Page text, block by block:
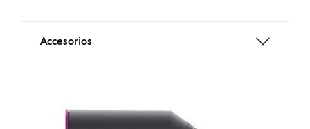
Accesorios